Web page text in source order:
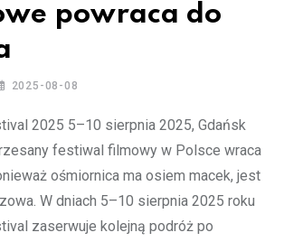
powraca do
2025-08-08
2025 5–10 sierpnia 2025, Gdańsk
festiwal filmowy w Polsce wraca
ośmiornica ma osiem macek, jest
W dniach 5–10 sierpnia 2025 roku
zaserwuje kolejną podróż po